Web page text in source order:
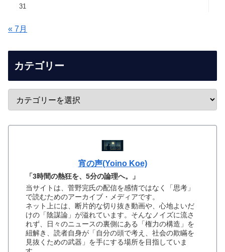
31
« 7月
カテゴリー
宵の声(Yoino Koe)
「3時間の熱狂を、5分の論理へ。」
当サイトは、菅野完氏の配信を感情ではなく「思考」
で読むためのアーカイブ・メディアです。
ネット上には、断片的な切り抜き動画や、心地よいだ
けの「陰謀論」が溢れています。そんなノイズに流さ
れず、日々のニュースの裏側にある「権力の構造」を
紐解き、読者自身が「自分の頭で考え、社会の欺瞞を
見抜くための武器」を手にする場所を目指していま